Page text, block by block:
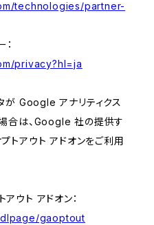
technologies/partner-
privacy?hl=ja
が Google アナリティクス
合は、Google 社の提供す
トアウト アドオンをご利用
ウト アドオン：
gaoptout